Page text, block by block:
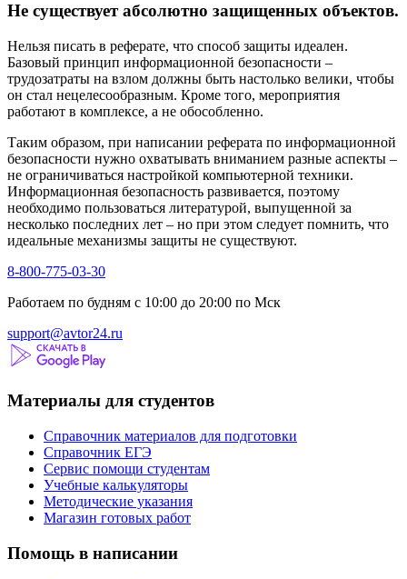
Не существует абсолютно защищенных объектов.
Нельзя писать в реферате, что способ защиты идеален.
Базовый принцип информационной безопасности –
трудозатраты на взлом должны быть настолько велики, чтобы
он стал нецелесообразным. Кроме того, мероприятия
работают в комплексе, а не обособленно.
Таким образом, при написании реферата по информационной
безопасности нужно охватывать вниманием разные аспекты –
не ограничиваться настройкой компьютерной техники.
Информационная безопасность развивается, поэтому
необходимо пользоваться литературой, выпущенной за
несколько последних лет – но при этом следует помнить, что
идеальные механизмы защиты не существуют.
8-800-775-03-30
Работаем по будням с 10:00 до 20:00 по Мск
support@avtor24.ru
Материалы для студентов
Справочник материалов для подготовки
Справочник ЕГЭ
Сервис помощи студентам
Учебные калькуляторы
Методические указания
Магазин готовых работ
Помощь в написании